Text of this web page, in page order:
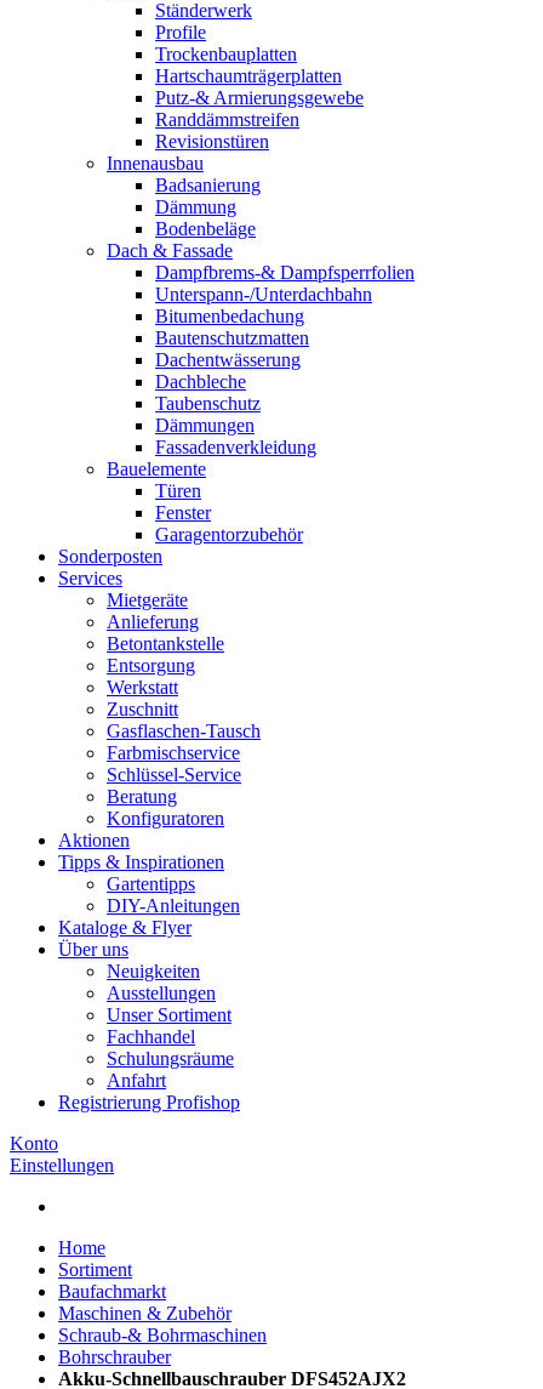
Ständerwerk
Profile
Trockenbauplatten
Hartschaumträgerplatten
Putz-& Armierungsgewebe
Randdämmstreifen
Revisionstüren
Innenausbau
Badsanierung
Dämmung
Bodenbeläge
Dach & Fassade
Dampfbrems-& Dampfsperrfolien
Unterspann-/Unterdachbahn
Bitumenbedachung
Bautenschutzmatten
Dachentwässerung
Dachbleche
Taubenschutz
Dämmungen
Fassadenverkleidung
Bauelemente
Türen
Fenster
Garagentorzubehör
Sonderposten
Services
Mietgeräte
Anlieferung
Betontankstelle
Entsorgung
Werkstatt
Zuschnitt
Gasflaschen-Tausch
Farbmischservice
Schlüssel-Service
Beratung
Konfiguratoren
Aktionen
Tipps & Inspirationen
Gartentipps
DIY-Anleitungen
Kataloge & Flyer
Über uns
Neuigkeiten
Ausstellungen
Unser Sortiment
Fachhandel
Schulungsräume
Anfahrt
Registrierung Profishop
Konto
Einstellungen
Home
Sortiment
Baufachmarkt
Maschinen & Zubehör
Schraub-& Bohrmaschinen
Bohrschrauber
Akku-Schnellbauschrauber DFS452AJX2